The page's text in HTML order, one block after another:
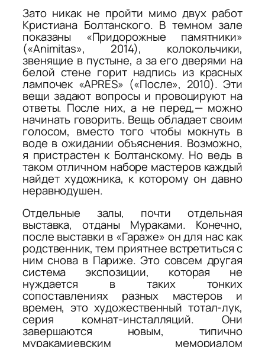
Зато никак не пройти мимо двух работ
Кристиана Болтанского. В темном зале
показаны «Придорожные памятники»
(«Animitas», 2014), колокольчики,
звенящие в пустыне, а за его дверями на
белой стене горит надпись из красных
лампочек «APRES» («После», 2010). Эти
вещи задают вопросы и провоцируют на
ответы. После них, а не перед,— можно
начинать говорить. Вещь обладает своим
голосом, вместо того чтобы мокнуть в
воде в ожидании объяснения. Возможно,
я пристрастен к Болтанскому. Но ведь в
таком отличном наборе мастеров каждый
найдет художника, к которому он давно
неравнодушен.
Отдельные залы, почти отдельная
выставка, отданы Мураками. Конечно,
после выставки в «Гараже» он для нас как
родственник, тем приятнее встретиться с
ним снова в Париже. Это совсем другая
система экспозиции, которая не
нуждается в таких тонких
сопоставлениях разных мастеров и
времен, это художественный тотал-лук,
серия комнат-инсталляций. Они
завершаются новым, типично
муракамиевским мемориалом